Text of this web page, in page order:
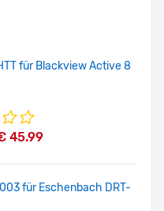
für Blackview Active 8
45.99
für Eschenbach DRT-